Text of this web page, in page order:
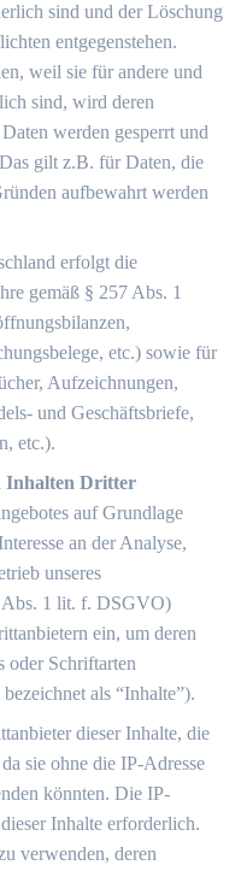
sind und der Löschung
entgegenstehen.
weil sie für andere und
sind, wird deren
werden gesperrt und
gilt z.B. für Daten, die
aufbewahrt werden
erfolgt die
gemäß § 257 Abs. 1
etc.) sowie für
Aufzeichnungen,
und Geschäftsbriefe,
etc.).
Inhalten Dritter
auf Grundlage
an der Analyse,
unseres
Abs. 1 lit. f. DSGVO)
ein, um deren
oder Schriftarten
als “Inhalte”).
dieser Inhalte, die
sie ohne die IP-Adresse
könnten. Die IP-
Inhalte erforderlich.
verwenden, deren